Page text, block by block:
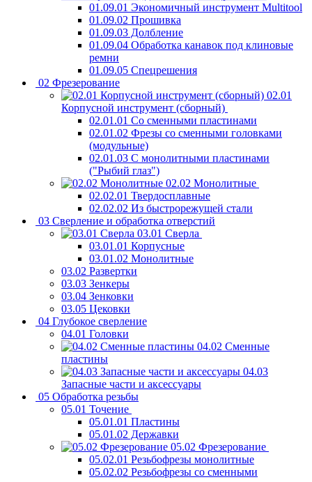
01.09.01 Экономичный инструмент Multitool
01.09.02 Прошивка
01.09.03 Долбление
01.09.04 Обработка канавок под клиновые
ремни
01.09.05 Спецрешения
02 Фрезерование
02.01
Корпусной инструмент (сборный)
02.01.01 Со сменными пластинами
02.01.02 Фрезы со сменными головками
(модульные)
02.01.03 С монолитными пластинами
("Рыбий глаз")
02.02 Монолитные
02.02.01 Твердосплавные
02.02.02 Из быстрорежущей стали
03 Сверление и обработка отверстий
03.01 Сверла
03.01.01 Корпусные
03.01.02 Монолитные
03.02 Развертки
03.03 Зенкеры
03.04 Зенковки
03.05 Цековки
04 Глубокое сверление
04.01 Головки
04.02 Сменные
пластины
04.03
Запасные части и аксессуары
05 Обработка резьбы
05.01 Точение
05.01.01 Пластины
05.01.02 Державки
05.02 Фрезерование
05.02.01 Резьбофрезы монолитные
05.02.02 Резьбофрезы со сменными